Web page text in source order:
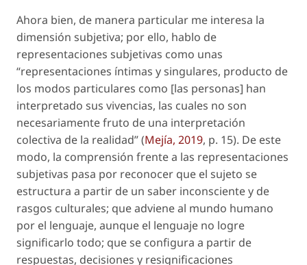
Ahora bien, de manera particular me interesa la
dimensión subjetiva; por ello, hablo de
representaciones subjetivas como unas
“representaciones íntimas y singulares, producto de
los modos particulares como [las personas] han
interpretado sus vivencias, las cuales no son
necesariamente fruto de una interpretación
colectiva de la realidad” (Mejía, 2019, p. 15). De este
modo, la comprensión frente a las representaciones
subjetivas pasa por reconocer que el sujeto se
estructura a partir de un saber inconsciente y de
rasgos culturales; que adviene al mundo humano
por el lenguaje, aunque el lenguaje no logre
significarlo todo; que se configura a partir de
respuestas, decisiones y resignificaciones